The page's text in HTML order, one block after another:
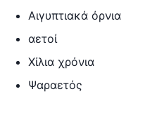
Αιγυπτιακά όρνια
αετοί
Χίλια χρόνια
Ψαραετός